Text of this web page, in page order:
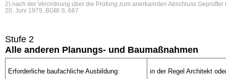
2) nach der Verordnung über die Prüfung zum anerkannten Abschluss Geprüfter
20. Juni 1979, BGBl S. 667
Stufe 2
Alle anderen Planungs- und Baumaßnahmen
Erforderliche baufachliche Ausbildung: in der Regel Architekt